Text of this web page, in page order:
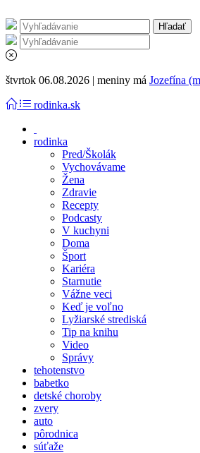
štvrtok 06.08.2026 | meniny má Jozefína
rodinka.sk
rodinka
Pred/Školák
Vychovávame
Žena
Zdravie
Recepty
Podcasty
V kuchyni
Doma
Šport
Kariéra
Starnutie
Vážne veci
Keď je voľno
Lyžiarské strediská
Tip na knihu
Video
Správy
tehotenstvo
babetko
detské choroby
zvery
auto
pôrodnica
súťaže